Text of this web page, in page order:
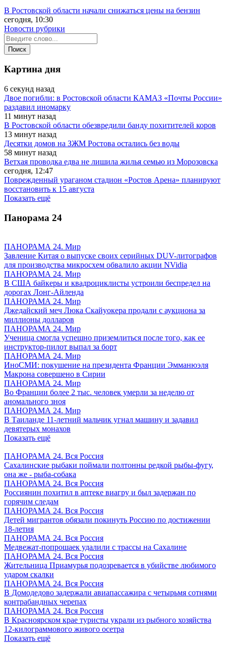
В Ростовской области начали снижаться цены на бензин
сегодня, 10:30
Новости рубрики
Картина дня
6 секунд назад
Двое погибли: в Ростовской области КАМАЗ «Почты России»
раздавил иномарку
11 минут назад
В Ростовской области обезвредили банду похитителей коров
13 минут назад
Десятки домов на ЗЖМ Ростова остались без воды
58 минут назад
Ветхая проводка едва не лишила жилья семью из Морозовска
сегодня, 12:47
Поврежденный ураганом стадион «Ростов Арена» планируют
восстановить к 15 августа
Показать ещё
Панорама 24
ПАНОРАМА 24. Мир
Завление Китая о выпуске своих серийных DUV-литографов
для производства микросхем обвалило акции NVidia
ПАНОРАМА 24. Мир
В США байкеры и квадроциклисты устроили беспредел на
дорогах Лонг-Айленда
ПАНОРАМА 24. Мир
Джедайский меч Люка Скайуокера продали с аукциона за
миллионы долларов
ПАНОРАМА 24. Мир
Ученица смогла успешно приземлиться после того, как ее
инструктор-пилот выпал за борт
ПАНОРАМА 24. Мир
ИноСМИ: покушение на президента Франции Эмманюэля
Макрона совершено в Сирии
ПАНОРАМА 24. Мир
Во Франции более 2 тыс. человек умерли за неделю от
аномального зноя
ПАНОРАМА 24. Мир
В Таиланде 11-летний мальчик угнал машину и задавил
девятерых монахов
Показать ещё
ПАНОРАМА 24. Вся Россия
Сахалинские рыбаки поймали полтонны редкой рыбы-фугу,
она же - рыба-собака
ПАНОРАМА 24. Вся Россия
Россиянин похитил в аптеке виагру и был задержан по
горячим следам
ПАНОРАМА 24. Вся Россия
Детей мигрантов обязали покинуть Россию по достижении
18-летия
ПАНОРАМА 24. Вся Россия
Медвежат-попрошаек удалили с трассы на Сахалине
ПАНОРАМА 24. Вся Россия
Жительница Приамурья подозревается в убийстве любимого
ударом скалки
ПАНОРАМА 24. Вся Россия
В Домодедово задержали авиапассажира с четырьмя сотнями
контрабандных черепах
ПАНОРАМА 24. Вся Россия
В Красноярском крае туристы украли из рыбного хозяйства
12-килограммового живого осетра
Показать ещё